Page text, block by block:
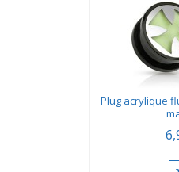
Plug acrylique